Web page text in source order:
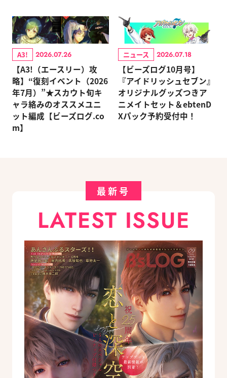
A3! 2026.07.26
【A3!（エースリー）攻
略】“復刻イベント（2026
年7月）”★スカウト旬キ
ャラ絡みのオススメユニ
ット編成【ビーズログ.co
m】
ニュース 2026.07.18
【ビーズログ10月号】
『アイドリッシュセブン』
オリジナルグッズつきア
ニメイトセット＆ebtenD
Xパック予約受付中！
最新号
LATEST ISSUE